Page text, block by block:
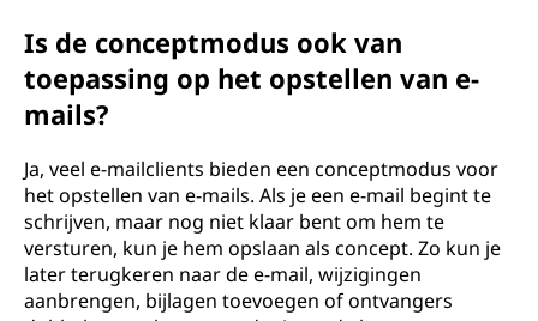
Is de conceptmodus ook van
toepassing op het opstellen van e-
mails?
Ja, veel e-mailclients bieden een conceptmodus voor
het opstellen van e-mails. Als je een e-mail begint te
schrijven, maar nog niet klaar bent om hem te
versturen, kun je hem opslaan als concept. Zo kun je
later terugkeren naar de e-mail, wijzigingen
aanbrengen, bijlagen toevoegen of ontvangers